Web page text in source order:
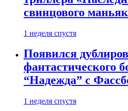
свинцового
1 неделя спустя
Появился
фантастического
“Надежда” с
1 неделя спустя